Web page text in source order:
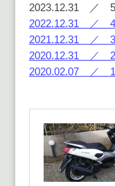
2023.12.31 ／
2022.12.31 ／
2021.12.31 ／
2020.12.31 ／
2020.02.07 ／